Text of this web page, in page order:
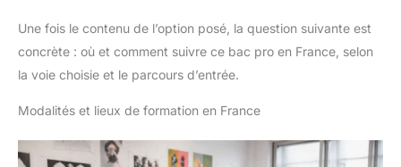
Une fois le contenu de l’option posé, la question suivante est
concrète : où et comment suivre ce bac pro en France, selon
la voie choisie et le parcours d’entrée.
Modalités et lieux de formation en France